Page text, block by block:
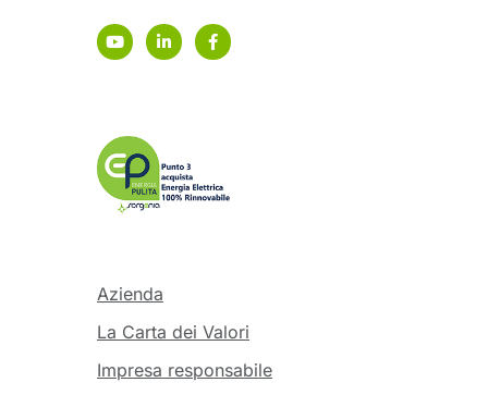
Azienda
La Carta dei Valori
Impresa responsabile